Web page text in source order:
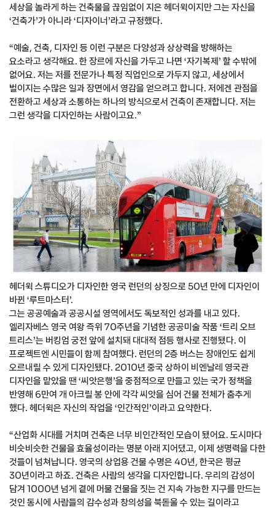
세상을 놀라게 하는 건축물을 끊임없이 지은 헤더윅이지만 그는 자신을
‘건축가’가 아니라 ‘디자이너’라고 규정했다.
“예술, 건축, 디자인 등 이런 구분은 다양성과 상상력을 방해하는
요소라고 생각해요. 한 장르에 자신을 가두고 나면 ‘자기복제’ 할 수밖에
없어요. 저는 저를 전문가나 특정 직업인으로 가두지 않고, 세상에서
벌이지는 수많은 일과 장면에서 영감을 얻으려고 합니다. 저에겐 관점을
전환하고 세상과 소통하는 하나의 방식으로서 건축이 존재합니다. 저는
그런 생각을 디자인하는 사람이고요.”
헤더윅 스튜디오가 디자인한 영국 런던의 상징으로 50년 만에 디자인이
바뀐 ‘루트마스터’.
그는 공공예술과 공공시설 영역에서도 독보적인 성과를 내고 있다.
엘리자베스 영국 여왕 즉위 70주년을 기념한 공공미술 작품 ‘트리 오브
트리스’는 버킹엄 궁전 앞에 설치돼 대대적 점등 행사로 진행됐다. 이
프로젝트엔 시민들이 함께 참여했다. 런던의 2층 버스는 장애인도 쉽게
오르내릴 수 있게 디자인됐다. 2010년 중국 상하이 비엔날레 영국관
디자인을 맡았을 땐 ‘씨앗은행’을 중점적으로 만들고 있는 국가 정책을
반영해 6만여 개 아크릴 봉 안에 각각 씨앗을 심어 건물 전체가 춤추게
했다. 헤더윅은 자신의 작업을 ‘인간적인’이라고 요약한다.
“산업화 시대를 거치며 건축은 너무 비인간적인 모습이 됐어요. 도시마다
비슷비슷한 건물을 효율성이라는 명분 아래 지어댔고, 이제 생명력을 다한
것들이 넘쳐납니다. 영국의 상업용 건물 수명은 40년, 한국은 평균
30년이라고 하죠. 건축은 사람의 생각을 디자인합니다. 우리의 감성이
담겨 1000년 넘게 곁에 머물 건물을 짓는 건 지속 가능한 지구를 만드는
것인 동시에 사람들의 감수성과 창의성을 북돋울 수 있는 길이라고